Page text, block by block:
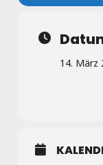
14. März